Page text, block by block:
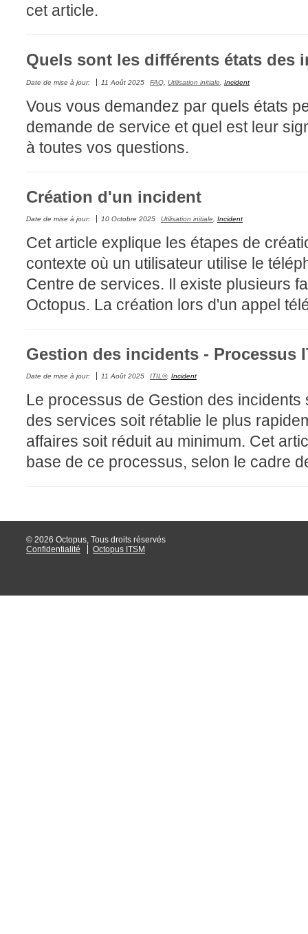
Portail Web
Rapports &
Relations
requêtes
suivi principal
TLS Sécurité
utilisateurs
Utilisation
Utilisation
Utilisation
WMI
cet article.
Quels sont les différents états des
Date de mise à jour: 11 Août 2025 FAQ Utilisation initiale Incident
Vous vous demandez par quels états
demande de service et quel est leur
à toutes vos questions.
Création d'un incident
Date de mise à jour: 10 Octobre 2025 Utilisation initiale Incident
Cet article explique les étapes de
contexte où un utilisateur utilise le
Centre de services. Il existe plusieurs
Octopus. La création lors d'un appel
Gestion des incidents - Processus
Date de mise à jour: 11 Août 2025 ITIL®, Incident
Le processus de Gestion des
des services soit rétablie le plus
affaires soit réduit au minimum. Cet
base de ce processus, selon le cadre
© 2026 Octopus, Tous droits réservés
Confidentialité
Octopus ITSM